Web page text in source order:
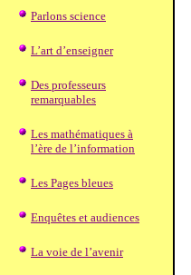
Parlons science
L’art d’enseigner
Des professeurs
remarquables
Les mathématiques à
l’ère de l’information
Les Pages bleues
Enquêtes et audiences
La voie de l’avenir